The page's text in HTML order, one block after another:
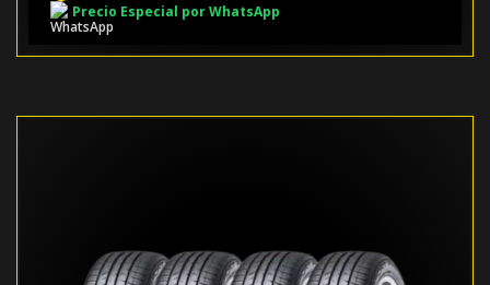
Precio Especial por WhatsApp